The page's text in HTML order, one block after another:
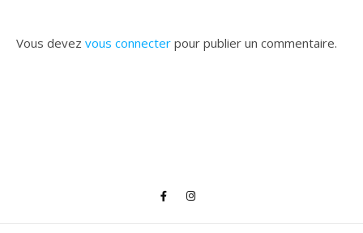
Vous devez vous connecter pour publier un commentaire.